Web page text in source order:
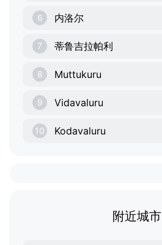
6 内洛尔
7 蒂鲁吉拉帕利
8 Muttukuru
9 Vidavaluru
10 Kodavaluru
附近城市